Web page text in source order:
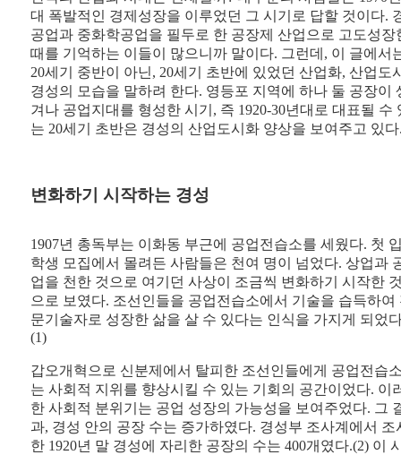
대 폭발적인 경제성장을 이루었던 그 시기로 답할 것이다.
공업과 중화학공업을 필두로 한 공장제 산업으로 고도성장
때를 기억하는 이들이 많으니까 말이다. 그런데, 이 글에서
20세기 중반이 아닌, 20세기 초반에 있었던 산업화, 산업도
경성의 모습을 말하려 한다. 영등포 지역에 하나 둘 공장이
겨나 공업지대를 형성한 시기, 즉 1920-30년대로 대표될 수
는 20세기 초반은 경성의 산업도시화 양상을 보여주고 있
변화하기 시작하는 경성
1907년 총독부는 이화동 부근에 공업전습소를 세웠다. 첫
학생 모집에서 몰려든 사람들은 천여 명이 넘었다. 상업과
업을 천한 것으로 여기던 사상이 조금씩 변화하기 시작한
으로 보였다. 조선인들을 공업전습소에서 기술을 습득하여
문기술자로 성장한 삶을 살 수 있다는 인식을 가지게 되었
(1)
갑오개혁으로 신분제에서 탈피한 조선인들에게 공업전습
는 사회적 지위를 향상시킬 수 있는 기회의 공간이었다. 이
한 사회적 분위기는 공업 성장의 가능성을 보여주었다. 그
과, 경성 안의 공장 수는 증가하였다. 경성부 조사계에서 조
한 1920년 말 경성에 자리한 공장의 수는 400개였다.(2) 이